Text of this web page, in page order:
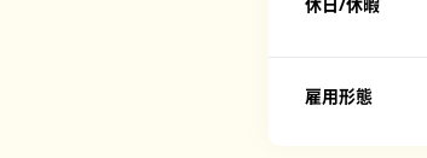
雇用形態